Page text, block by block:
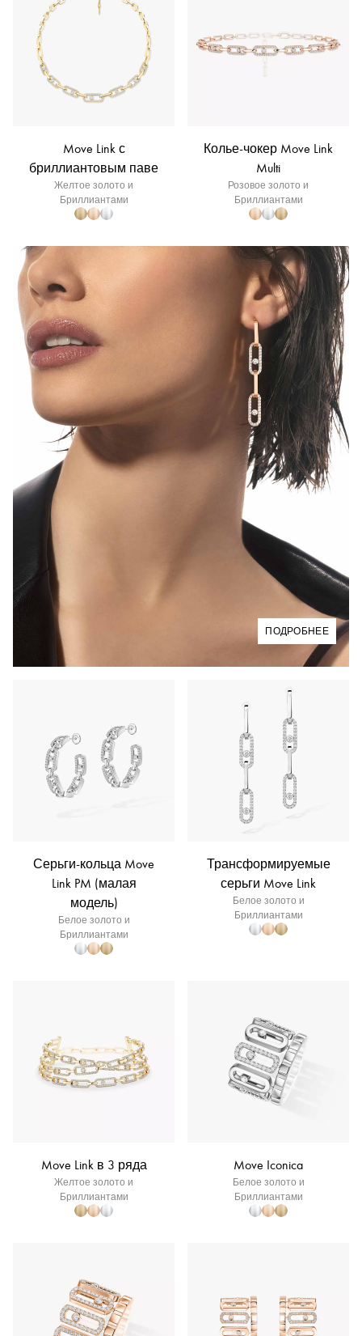
Move Link с
бриллиантовым паве
Желтое золото и
Бриллиантами
Колье-чокер Move Link
Multi
Розовое золото и
Бриллиантами
ПОДРОБНЕЕ
Серьги-кольца Move
Link PM (малая
модель)
Белое золото и
Бриллиантами
Трансформируемые
серьги Move Link
Белое золото и
Бриллиантами
Move Link в 3 ряда
Желтое золото и
Бриллиантами
Move Iconica
Белое золото и
Бриллиантами